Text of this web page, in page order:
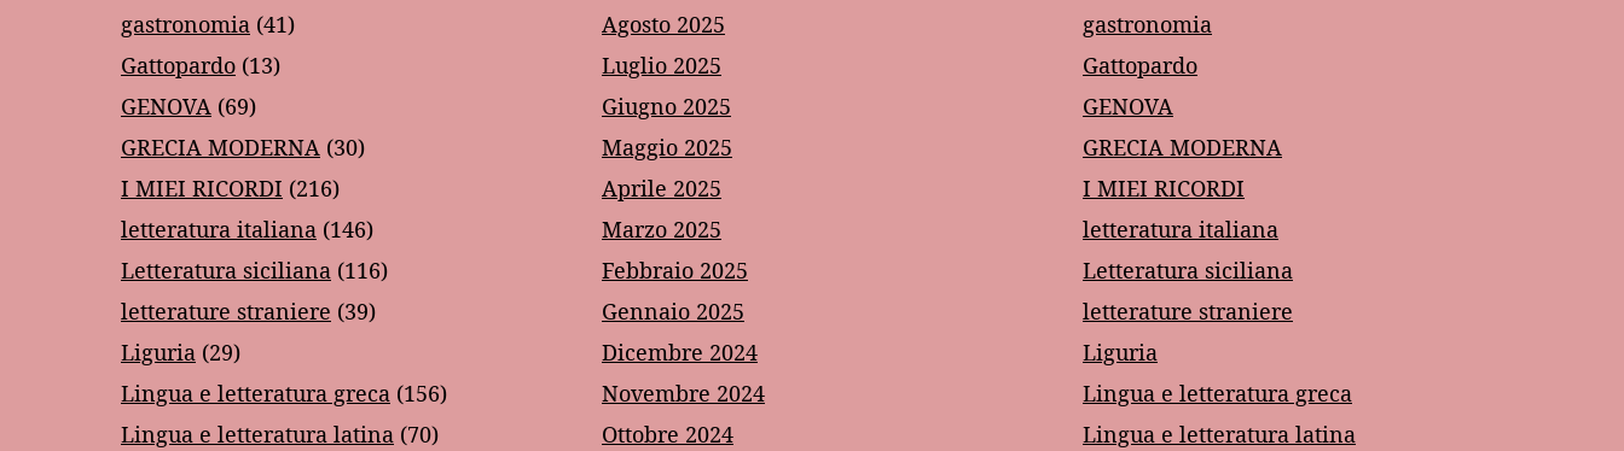
gastronomia (41)
Gattopardo (13)
GENOVA (69)
GRECIA MODERNA (30)
I MIEI RICORDI (216)
letteratura italiana (146)
Letteratura siciliana (116)
letterature straniere (39)
Liguria (29)
Lingua e letteratura greca (156)
Lingua e letteratura latina (70)
Agosto 2025
Luglio 2025
Giugno 2025
Maggio 2025
Aprile 2025
Marzo 2025
Febbraio 2025
Gennaio 2025
Dicembre 2024
Novembre 2024
Ottobre 2024
gastronomia
Gattopardo
GENOVA
GRECIA MODERNA
I MIEI RICORDI
letteratura italiana
Letteratura siciliana
letterature straniere
Liguria
Lingua e letteratura greca
Lingua e letteratura latina